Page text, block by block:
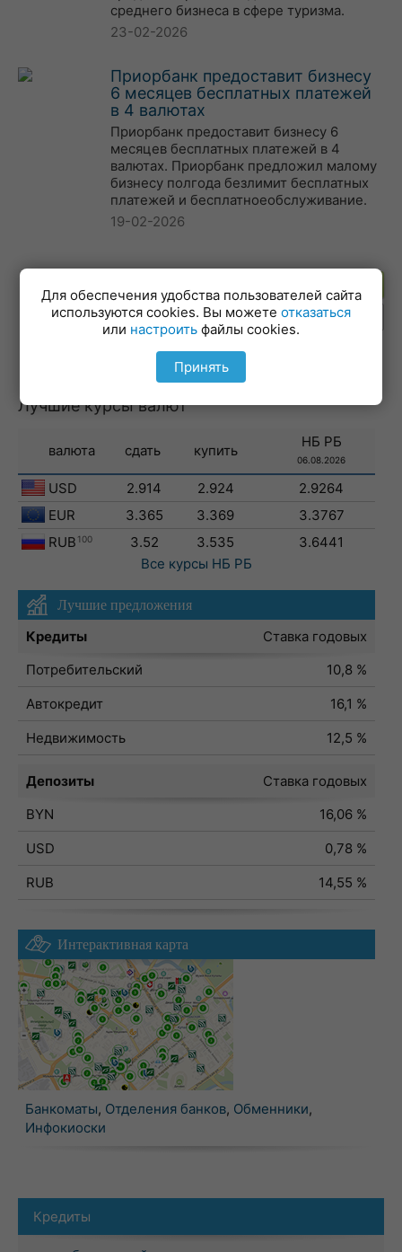
среднего бизнеса в сфере туризма.
23-02-2026
Приорбанк предоставит бизнесу
6 месяцев бесплатных платежей
в 4 валютах
Приорбанк предоставит бизнесу 6
месяцев бесплатных платежей в 4
валютах. Приорбанк предложил малому
бизнесу полгода безлимит бесплатных
платежей и бесплатноеобслуживание.
19-02-2026
Лучшие курсы валют
валюта сдать купить
НБ РБ
06.08.2026
USD 2.914 2.924
2.9264
EUR
3.365 3.369
3.3767
RUB 100 3.52 3.535
3.6441
Все курсы НБ РБ
Лучшие предложения
Кредиты
Ставка годовых
Потребительский
10,8 %
Автокредит
16,1 %
Недвижимость
12,5 %
Депозиты
Ставка годовых
BYN
16,06 %
USD
0,78 %
RUB
14,55 %
Интерактивная карта
Банкоматы, Отделения банков, Обменники,
Инфокиоски
Кредиты
Для обеспечения удобства пользователей сайта
используются cookies. Вы можете отказаться
или настроить файлы cookies.
Принять